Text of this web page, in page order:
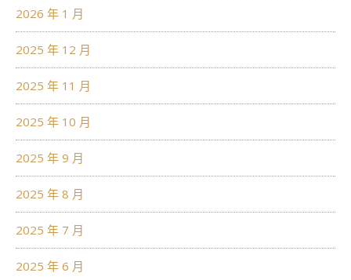
2026 年 1 月
2025 年 12 月
2025 年 11 月
2025 年 10 月
2025 年 9 月
2025 年 8 月
2025 年 7 月
2025 年 6 月